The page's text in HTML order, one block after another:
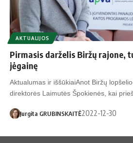
AKTUALIJOS
Pirmasis darželis Biržų rajone,
jėgainę
Aktualumas ir iššūkiaiAnot Biržų
direktorės Laimutės Špokienės, kai
Jurgita GRUBINSKAITĖ2022-12-30